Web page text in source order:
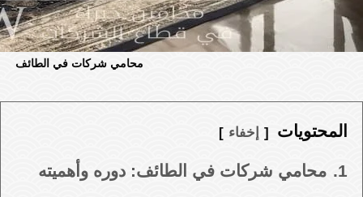
محامي شركات في الطائف
المحتويات إخفاء
1.
محامي شركات في الطائف: دوره وأهميته